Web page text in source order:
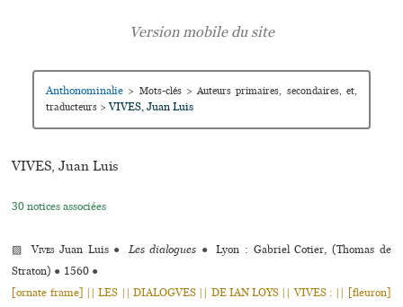
Anthonominalie > Mots-clés > Auteurs primaires, secondaires, et,
traducteurs > VIVES, Juan Luis
VIVES, Juan Luis
30 notices associées
▨Vives Juan Luis ● Les dialogues ● Lyon : Gabriel Cotier, (Thomas de
Straton) ● 1560 ●
[ornate frame] || LES || DIALOGVES || DE IAN LOYS || VIVES : || [fleuron]